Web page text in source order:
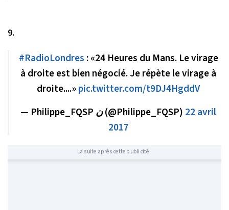
9.
#RadioLondres : «24 Heures du Mans. Le virage
à droite est bien négocié. Je répète le virage à
droite....»pic.twitter.com/t9DJ4HgddV
— Philippe_FQSP ن (@Philippe_FQSP) 22 avril
2017
La suite après cette publicité